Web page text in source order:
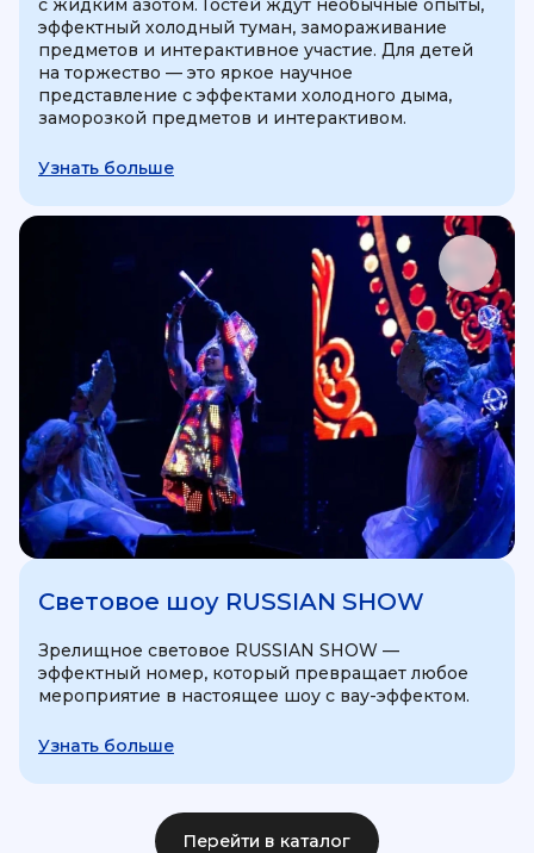
с жидким азотом. Гостей ждут необычные опыты,
эффектный холодный туман, замораживание
предметов и интерактивное участие. Для детей
на торжество — это яркое научное
представление с эффектами холодного дыма,
заморозкой предметов и интерактивом.
Узнать больше
Световое шоу RUSSIAN SHOW
Зрелищное световое RUSSIAN SHOW —
эффектный номер, который превращает любое
мероприятие в настоящее шоу с вау-эффектом.
Узнать больше
Перейти в каталог